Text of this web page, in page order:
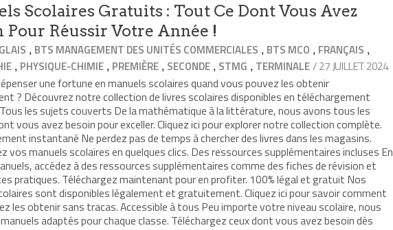
Scolaires Gratuits : Tout Ce Dont Vous Avez
Pour Réussir Votre Année !
, BTS MANAGEMENT DES UNITÉS COMMERCIALES , BTS MCO , FRANÇAIS ,
, PHYSIQUE-CHIMIE , PREMIÈRE , SECONDE , STMG , TERMINALE/ 27 JUILLET 2024
une fortune en manuels scolaires quand vous pouvez les obtenir
? Découvrez notre collection de livres scolaires disponibles en téléchargement
les sujets couverts De la mathématique à la littérature, nous avons tous les
vous avez besoin pour exceller. Cliquez ici pour explorer notre collection complète.
instantané Ne perdez pas de temps à chercher des livres dans les magasins.
vos manuels scolaires en quelques clics. Des ressources supplémentaires incluses En
accédez à des ressources supplémentaires comme des fiches de révision et
pratiques. Téléchargez maintenant pour en profiter. 100% légal et gratuit Nos
sont disponibles légalement et gratuitement. Cliquez ici pour savoir comment
les obtenir sans tracas. Accessible à tous Peu importe votre niveau scolaire, nous
adaptés pour chaque classe. Téléchargez ceux dont vous avez besoin dès